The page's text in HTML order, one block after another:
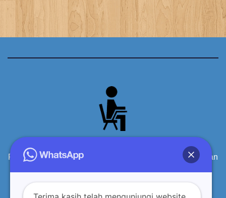
Produsen Meja Kursi Siswa Sekolah Kayu Berkualitas dan
terpercaya